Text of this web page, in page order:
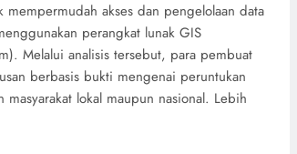
akses dan pengelolaan data
perangkat lunak GIS
Melalui analisis tersebut, para pembuat
berbasis bukti mengenai peruntukan
masyarakat lokal maupun nasional. Lebih